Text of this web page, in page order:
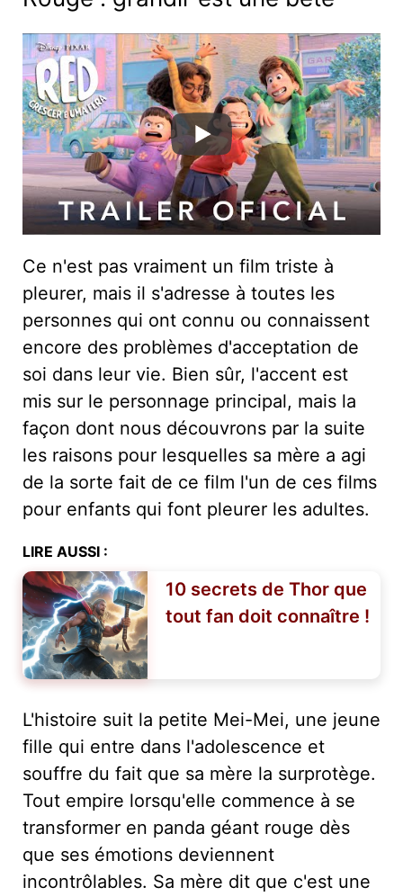
Ce n'est pas vraiment un film triste à
pleurer, mais il s'adresse à toutes les
personnes qui ont connu ou connaissent
encore des problèmes d'acceptation de
soi dans leur vie. Bien sûr, l'accent est
mis sur le personnage principal, mais la
façon dont nous découvrons par la suite
les raisons pour lesquelles sa mère a agi
de la sorte fait de ce film l'un de ces films
pour enfants qui font pleurer les adultes.
LIRE AUSSI :
10 secrets de Thor que
tout fan doit connaître !
L'histoire suit la petite Mei-Mei, une jeune
fille qui entre dans l'adolescence et
souffre du fait que sa mère la surprotège.
Tout empire lorsqu'elle commence à se
transformer en panda géant rouge dès
que ses émotions deviennent
incontrôlables. Sa mère dit que c'est une